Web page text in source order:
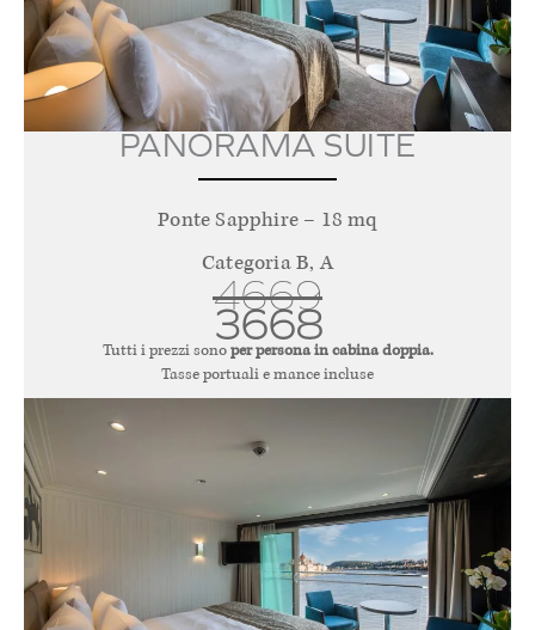
PANORAMA SUITE
Ponte Sapphire – 18 mq
Categoria B, A
4669
3668
Tutti i prezzi sonoper persona in cabina doppia.
Tasse portuali e mance incluse